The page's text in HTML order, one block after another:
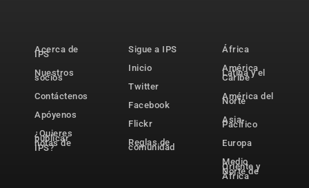
Acerca de
IPS
Nuestros
socios
Contáctenos
Apóyenos
¿Quieres
publicar
notas de
IPS?
Sigue a IPS
Inicio
Twitter
Facebook
Flickr
Reglas de
comunidad
África
América
Latina y el
Caribe
América del
Norte
Asia-
Pacífico
Europa
Medio
Oriente y
Norte de
África